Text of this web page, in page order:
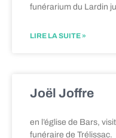
funérarium du Lardin
LIRE LA SUITE »
Joël Joffre
en l’église de Bars,
funéraire de Trélissac.